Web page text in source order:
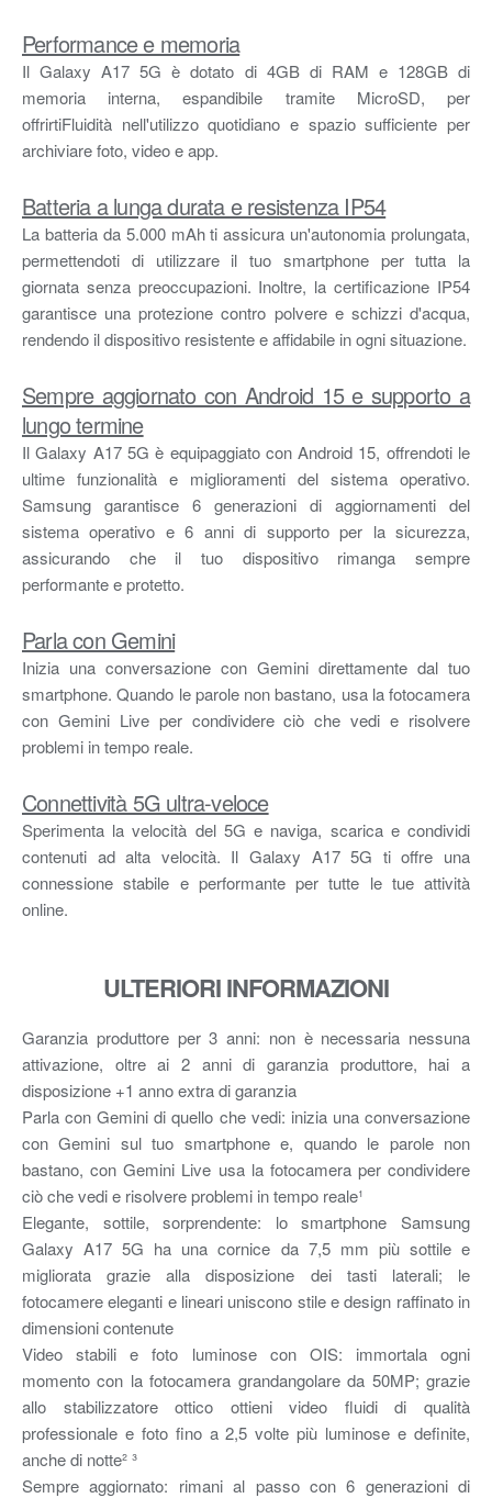
Performance e memoria
Il Galaxy A17 5G è dotato di 4GB di RAM e 128GB di
memoria interna, espandibile tramite MicroSD, per
offrirtiFluidità nell'utilizzo quotidiano e spazio sufficiente per
archiviare foto, video e app.
Batteria a lunga durata e resistenza IP54
La batteria da 5.000 mAh ti assicura un'autonomia prolungata,
permettendoti di utilizzare il tuo smartphone per tutta la
giornata senza preoccupazioni. Inoltre, la certificazione IP54
garantisce una protezione contro polvere e schizzi d'acqua,
rendendo il dispositivo resistente e affidabile in ogni situazione.
Sempre aggiornato con Android 15 e supporto a
lungo termine
Il Galaxy A17 5G è equipaggiato con Android 15, offrendoti le
ultime funzionalità e miglioramenti del sistema operativo.
Samsung garantisce 6 generazioni di aggiornamenti del
sistema operativo e 6 anni di supporto per la sicurezza,
assicurando che il tuo dispositivo rimanga sempre
performante e protetto.
Parla con Gemini
Inizia una conversazione con Gemini direttamente dal tuo
smartphone. Quando le parole non bastano, usa la fotocamera
con Gemini Live per condividere ciò che vedi e risolvere
problemi in tempo reale.
Connettività 5G ultra-veloce
Sperimenta la velocità del 5G e naviga, scarica e condividi
contenuti ad alta velocità. Il Galaxy A17 5G ti offre una
connessione stabile e performante per tutte le tue attività
online.
ULTERIORI INFORMAZIONI
Garanzia produttore per 3 anni: non è necessaria nessuna
attivazione, oltre ai 2 anni di garanzia produttore, hai a
disposizione +1 anno extra di garanzia
Parla con Gemini di quello che vedi: inizia una conversazione
con Gemini sul tuo smartphone e, quando le parole non
bastano, con Gemini Live usa la fotocamera per condividere
ciò che vedi e risolvere problemi in tempo reale¹
Elegante, sottile, sorprendente: lo smartphone Samsung
Galaxy A17 5G ha una cornice da 7,5 mm più sottile e
migliorata grazie alla disposizione dei tasti laterali; le
fotocamere eleganti e lineari uniscono stile e design raffinato in
dimensioni contenute
Video stabili e foto luminose con OIS: immortala ogni
momento con la fotocamera grandangolare da 50MP; grazie
allo stabilizzatore ottico ottieni video fluidi di qualità
professionale e foto fino a 2,5 volte più luminose e definite,
anche di notte² ³
Sempre aggiornato: rimani al passo con 6 generazioni di